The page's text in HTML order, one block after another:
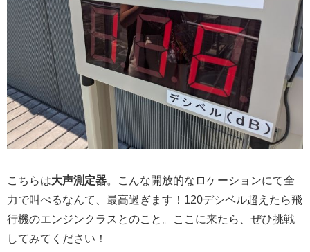
こちらは大声測定器。こんな開放的なロケーションにて全
力で叫べるなんて、最高過ぎます！120デシベル超えたら飛
行機のエンジンクラスとのこと。ここに来たら、ぜひ挑戦
してみてください！